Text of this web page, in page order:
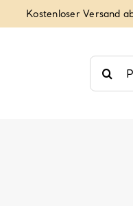
Inhalt
Kostenloser Versand
Suche
nach: